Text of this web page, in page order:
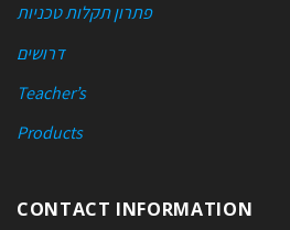
פתרון תקלות טכניות
דרושים
Teacher’s
Products
CONTACT INFORMATION